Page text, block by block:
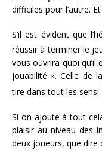
difficiles pour l’autre.
S’il est évident que
réussir à terminer le
vous ouvrira quoi qu’il
jouabilité ». Celle de
tire dans tout les sens!
Si on ajoute à tout
plaisir au niveau des
deux joueurs, que dire